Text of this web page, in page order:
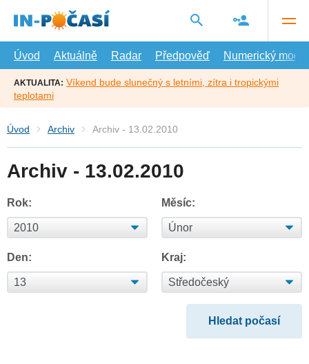
hlavní
Úvod
Aktuálně Radar Předpověď Numerický model
AKTUALITA: Víkend bude slunečný s letními, zítra i tropickými
teplotami
Úvod Archiv Archiv - 13.02.2010
Archiv - 13.02.2010
Rok: Měsíc:
Den: Kraj: